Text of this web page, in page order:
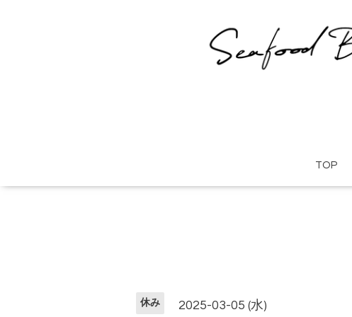
TOP
休み 2025-03-05 (水)